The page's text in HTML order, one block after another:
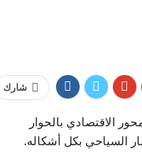
شارك
الاقتصادي بالحوار
السياحي بكل أشكاله.